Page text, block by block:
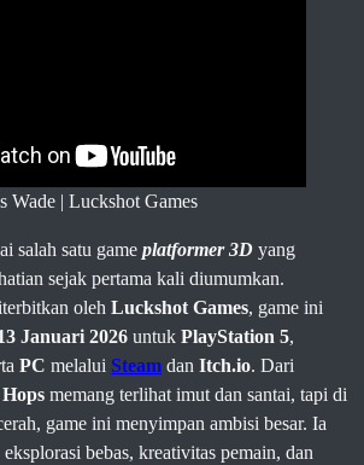
Wade | Luckshot Games
salah satu game platformer 3D yang
sejak pertama kali diumumkan.
oleh Luckshot Games, game ini
Januari 2026 untuk PlayStation 5,
PC melalui Steam dan Itch.io. Dari
memang terlihat imut dan santai, tapi di
game ini menyimpan ambisi besar. Ia
bebas, kreativitas pemain, dan